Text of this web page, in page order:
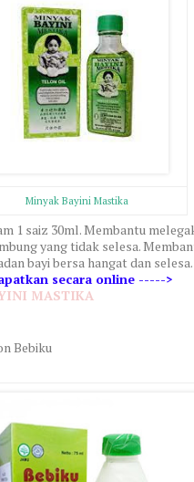
Minyak Bayini Mastika
1 saiz 30ml. Membantu
yang tidak selesa.
bayi bersa hangat dan selesa.
secara online ----->
MASTIKA
Bebiku